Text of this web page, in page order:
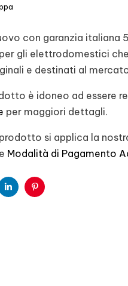
con garanzia italiana
gli elettrodomestici
e destinati al
è idoneo ad essere
per maggiori dettagli.
si applica la
Modalità di Pagamento
LinkedinPinterest